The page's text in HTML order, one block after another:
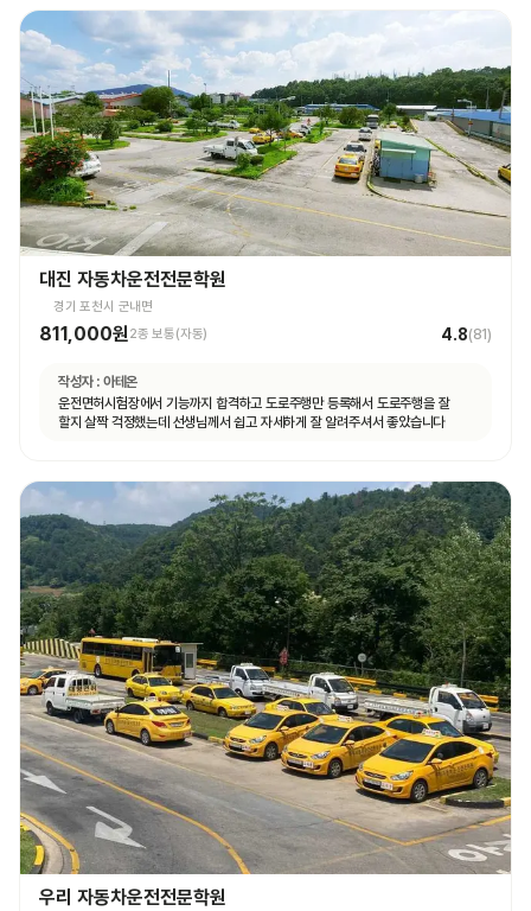
대진 자동차운전전문학원
경기 포천시 군내면
811,000원2종 보통(자동) 4.8(81)
작성자 : 아테온
운전면허시험장에서 기능까지 합격하고 도로주행만 등록해서 도로주행을 잘
할지 살짝 걱정했는데 선생님께서 쉽고 자세하게 잘 알려주셔서 좋았습니다
우리 자동차운전전문학원